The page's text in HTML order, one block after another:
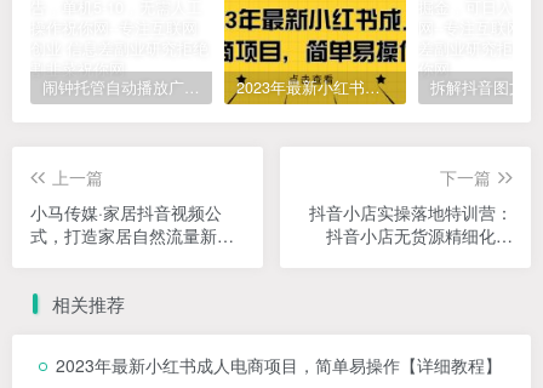
闹钟托管自动播放广告，单机5-10，无需人工操作 2023年最新小红书成人电商项目，简单易操作【详细教程】
上一篇
小马传媒·家居抖音视频公
式，打造家居自然流量新玩
下一篇
抖音小店实操落地特训营：
抖音小店无货源精细化运
相关推荐
2023年最新小红书成人电商项目，简单易操作【详细教程】